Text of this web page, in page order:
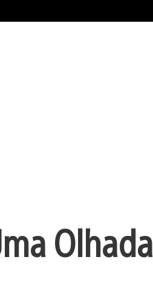
Olhada